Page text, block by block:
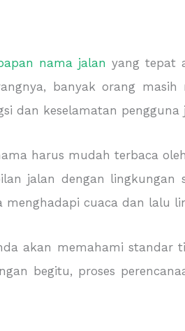
nama jalan yang tepat
banyak orang
dan keselamatan pengguna
harus mudah terbaca
jalan dengan lingkungan
menghadapi cuaca dan lalu
akan memahami
begitu, proses